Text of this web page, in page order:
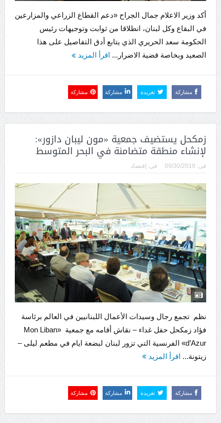
أكد وزير الاعلام جمال الجراح «دعم القطاع الزراعي والمزارعين
في البقاع وكل لبنان، انطلاقا من ثوابت وتوجيهات رئيس
الحكومة سعد الحريري الذي يتابع أدق التفاصيل على هذا
الصعيد وبخاصة قضية الاضرار... اقرأ المزيد
مشاركة تغريدة مشاركة مشاركة
زمكحل يستضيف جمعية «مون ليبان دازور»:
لإنشاء منطقة متضامنة في البحر المتوسط
فى: 09/30/2019 فى: إقتصاد
نظم تجمع رجال وسيدات الأعمال اللبنانيين في العالم برئاسة
فؤاد زمكحل حفل غداء – نقاش أقامه مع جمعية «Mon Liban
d’Azur» الفرنسية التي تزور لبنان لبضعة ايام في مطعم ليلى –
زيتونة... اقرأ المزيد
مشاركة تغريدة مشاركة مشاركة